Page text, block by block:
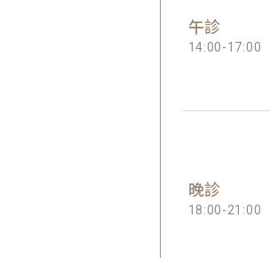
午診
14:00-17:00
晚診
18:00-21:00